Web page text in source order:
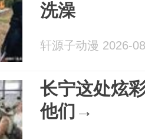
洗澡
轩源子动漫 2026-
长宁这处炫
他们→